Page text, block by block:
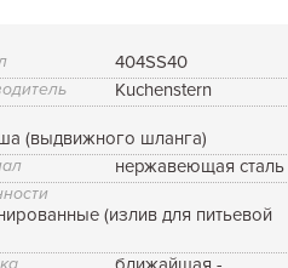
404SS40
Kuchenstern
(выдвижного шланга)
нержавеющая сталь
(излив для питьевой